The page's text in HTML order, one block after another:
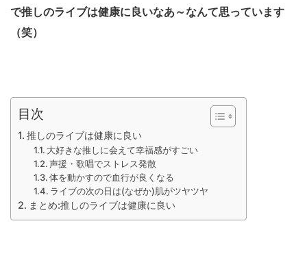
で推しのライブは健康に良いなあ～なんて思っています
（笑）
目次
推しのライブは健康に良い
大好きな推しに会えて幸福感がすごい
声援・歌唱でストレス発散
体を動かすので血行が良くなる
ライブの次の日は(なぜか)肌がツヤツヤ
まとめ:推しのライブは健康に良い